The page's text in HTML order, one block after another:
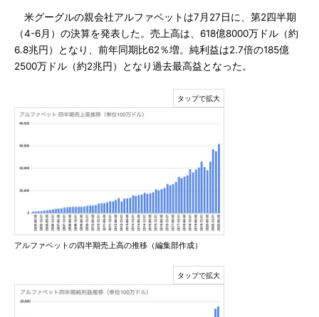
米グーグルの親会社アルファベットは7月27日に、第2四半期
（4-6月）の決算を発表した。売上高は、618億8000万ドル（約
6.8兆円）となり、前年同期比62％増。純利益は2.7倍の185億
2500万ドル（約2兆円）となり過去最高益となった。
アルファベットの四半期売上高の推移（編集部作成）